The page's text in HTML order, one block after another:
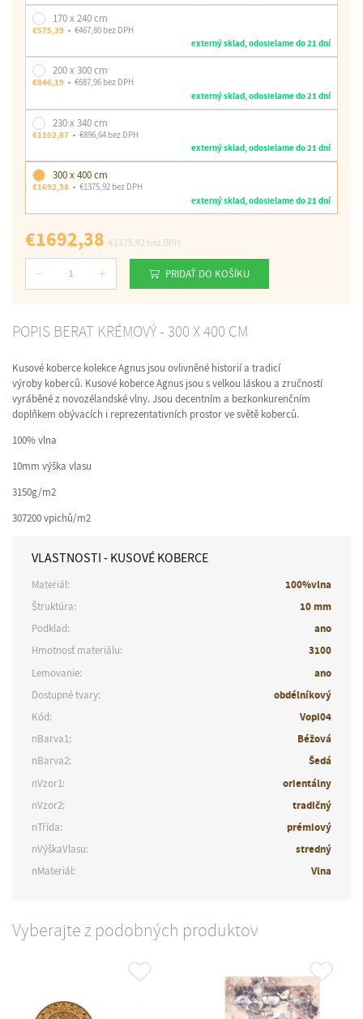
170 x 240 cm
€575,39
€467,80 bez DPH
externý sklad, odosielame do 21 dní
200 x 300 cm
€846,19
€687,96 bez DPH
externý sklad, odosielame do 21 dní
230 x 340 cm
€1102,87
€896,64 bez DPH
externý sklad, odosielame do 21 dní
300 x 400 cm
€1692,38
€1375,92 bez DPH
externý sklad, odosielame do 21 dní
€1692,38 €1375,92 bez DPH
Počet PRIDAŤ DO KOŠÍKU
POPIS BERAT KRÉMOVÝ - 300 X 400 CM
Kusové koberce kolekce Agnus jsou ovlivněné historií a tradicí
výroby koberců. Kusové koberce Agnus jsou s velkou láskou a zručností
vyráběné z novozélandské vlny. Jsou decentním a bezkonkurenčním
doplňkem obývacích i reprezentativních prostor ve světě koberců.
100% vlna
10mm výška vlasu
3150g/m2
307200 vpichů/m2
VLASTNOSTI - KUSOVÉ KOBERCE
Materiál:
100%vlna
Štruktúra:
10 mm
Podklad:
ano
Hmotnosť materiálu:
3100
Lemovanie:
ano
Dostupné tvary:
obdélníkový
Kód:
Vopi04
nBarva1:
Béžová
nBarva2:
Šedá
nVzor1:
orientálny
nVzor2:
tradičný
nTřída:
prémiový
nVýškaVlasu:
stredný
nMateriál:
Vlna
Vyberajte z podobných produktov